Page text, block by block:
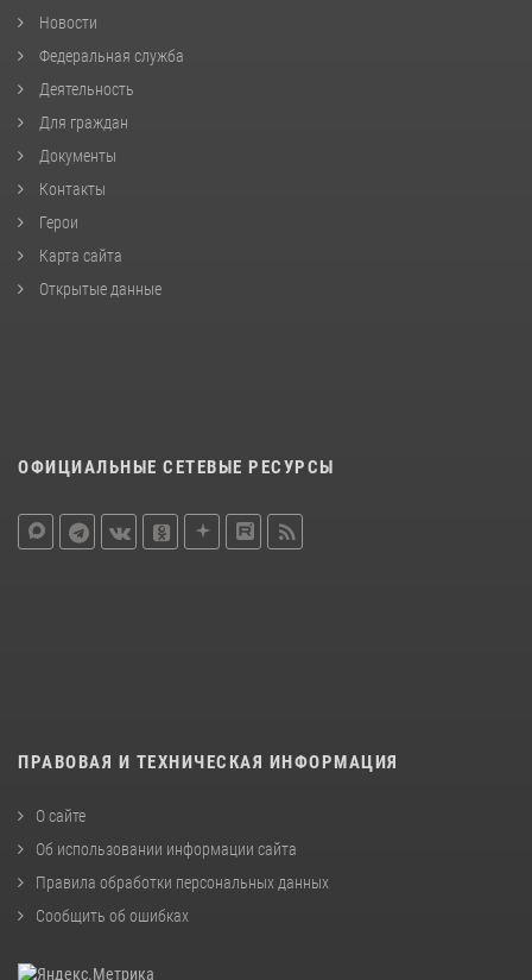
Новости
Федеральная служба
Деятельность
Для граждан
Документы
Контакты
Герои
Карта сайта
Открытые данные
ОФИЦИАЛЬНЫЕ СЕТЕВЫЕ РЕСУРСЫ
ПРАВОВАЯ И ТЕХНИЧЕСКАЯ ИНФОРМАЦИЯ
О сайте
Об использовании информации сайта
Правила обработки персональных данных
Сообщить об ошибках